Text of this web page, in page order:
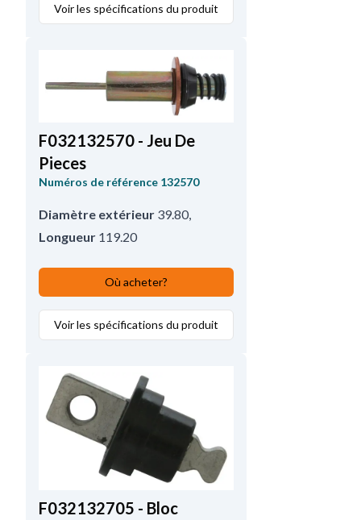
Voir les spécifications du produit
F032132570 - Jeu De
Pieces
Numéros de référence 132570
Diamètre extérieur 39.80,
Longueur 119.20
Où acheter?
Voir les spécifications du produit
F032132705 - Bloc